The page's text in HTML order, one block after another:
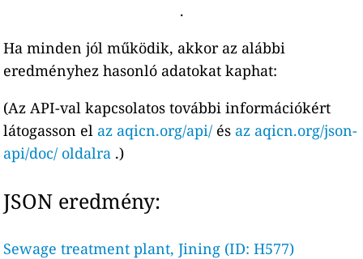
.
Ha minden jól működik, akkor az alábbi
eredményhez hasonló adatokat kaphat:
(Az API-val kapcsolatos további információkért
látogasson el az aqicn.org/api/ és az aqicn.org/json-
api/doc/ oldalra .)
JSON eredmény:
Sewage treatment plant, Jining (ID: H577)